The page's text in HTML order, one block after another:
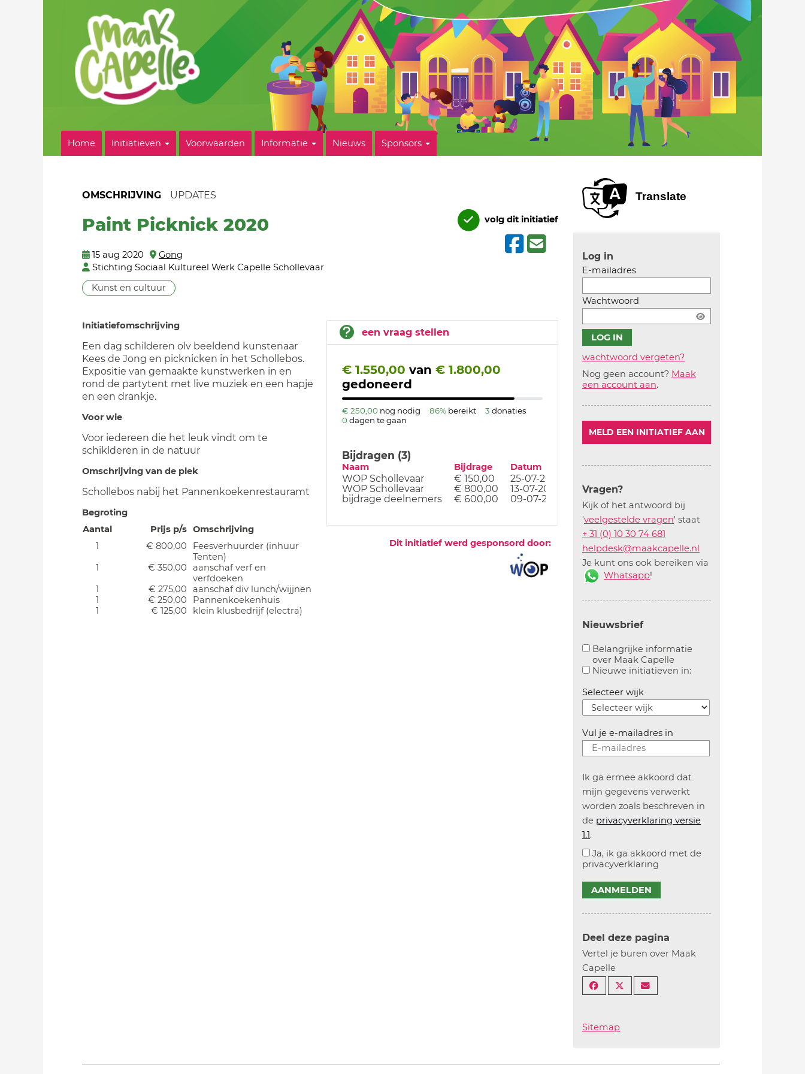
Home Initiatieven Voorwaarden Informatie Nieuws Sponsors
OMSCHRIJVING UPDATES
Paint Picknick 2020
15 aug 2020
Gong
Stichting Sociaal Kultureel Werk Capelle Schollevaar
Kunst en cultuur
volg dit initiatief
een vraag stellen
€ 1.550,00 van € 1.800,00
gedoneerd
€ 250,00 nog nodig 86% bereikt 3 donaties
0 dagen te gaan
Bijdragen (3)
Naam Bijdrage Datum
WOP Schollevaar € 150,00
25-07-20
WOP Schollevaar
€ 800,00
13-07-20
bijdrage deelnemers
€ 600,00 09-07-20
Dit initiatief werd gesponsord door:
Initiatiefomschrijving
Een dag schilderen olv beeldend kunstenaar
Kees de Jong en picknicken in het Schollebos.
Expositie van gemaakte kunstwerken in en
rond de partytent met live muziek en een hapje
en een drankje.
Voor wie
Voor iedereen die het leuk vindt om te
schiklderen in de natuur
Omschrijving van de plek
Schollebos nabij het Pannenkoekenrestauramt
Begroting
Aantal
Prijs p/s Omschrijving
1
€ 800,00
Feesverhuurder (inhuur
Tenten)
1
€ 350,00
aanschaf verf en
verfdoeken
1
€ 275,00
aanschaf div lunch/wijjnen
1
€ 250,00
Pannenkoekenhuis
1
€ 125,00 klein klusbedrijf (electra)
Translate
Log in
E-mailadres
Wachtwoord
wachtwoord vergeten?
Nog geen account? Maak
een account aan.
MELD EEN INITIATIEF AAN
Vragen?
Kijk of het antwoord bij
'veelgestelde vragen' staat
+ 31 (0) 10 30 74 681
helpdesk@maakcapelle.nl
Je kunt ons ook bereiken via
Whatsapp!
Nieuwsbrief
Belangrijke informatie
over Maak Capelle
Aanvinken om belangrijke informatie over
Nieuwe initiatieven in:Aanvinken om
Selecteer wijk
Vul je e-mailadres in
Ik ga ermee akkoord dat
mijn gegevens verwerkt
worden zoals beschreven in
de privacyverklaring versie
1.1.
Ja, ik ga akkoord met de
privacyverklaring
AANMELDEN
Deel deze pagina
Vertel je buren over Maak
Capelle
Sitemap